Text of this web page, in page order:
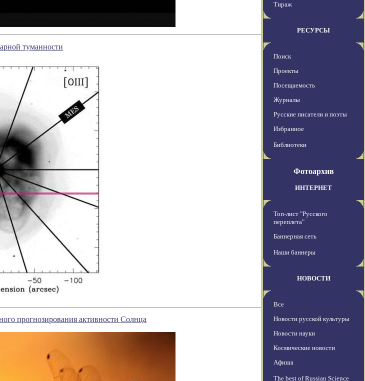
туманности
прогнозирования активности Солнца
Тираж
РЕСУРСЫ
Поиск
Проекты
Посещаемость
Журналы
Русские писатели и поэты
Избранное
Библиотеки
Фотоархив
ИНТЕРНЕТ
Топ-лист "Русского
переплета"
Баннерная сеть
Наши баннеры
НОВОСТИ
Все
Новости русской культуры
Новости науки
Космические новости
Афиша
The best of Russian Science